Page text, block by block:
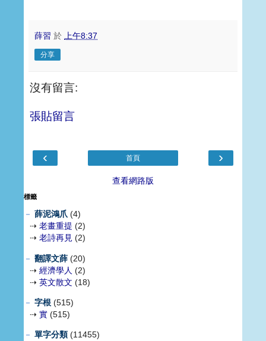
薛習 於 上午8:37
分享
沒有留言:
張貼留言
‹ ›
首頁
查看網路版
標籤
－ 薛泥鴻爪 (4)
⇢ 老畫重提 (2)
⇢ 老詩再見 (2)
－ 翻譯文薛 (20)
⇢ 經濟學人 (2)
⇢ 英文散文 (18)
－ 字根 (515)
⇢ 實 (515)
－ 單字分類(11455)